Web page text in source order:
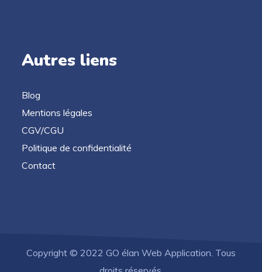
Autres liens
Blog
Mentions légales
CGV/CGU
Politique de confidentialité
Contact
Copyright © 2022 GO élan Web Application. Tous